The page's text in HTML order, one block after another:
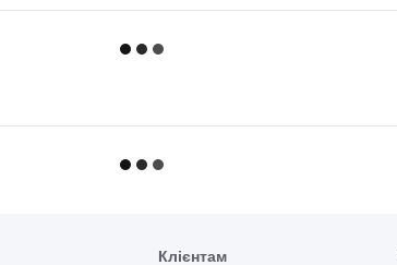
Клієнтам